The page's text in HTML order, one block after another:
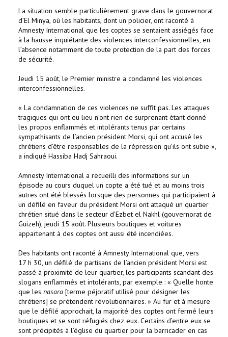
La situation semble particulièrement grave dans le gouvernorat
d’El Minya, où les habitants, dont un policier, ont raconté à
Amnesty International que les coptes se sentaient assiégés face
à la hausse inquiétante des violences interconfessionnelles, en
l’absence notamment de toute protection de la part des forces
de sécurité.
Jeudi 15 août, le Premier ministre a condamné les violences
interconfessionnelles.
« La condamnation de ces violences ne suffit pas. Les attaques
tragiques qui ont eu lieu n’ont rien de surprenant étant donné
les propos enflammés et intolérants tenus par certains
sympathisants de l’ancien président Morsi, qui ont accusé les
chrétiens d’être responsables de la répression qu’ils ont subie »,
a indiqué Hassiba Hadj Sahraoui.
Amnesty International a recueilli des informations sur un
épisode au cours duquel un copte a été tué et au moins trois
autres ont été blessés lorsque des personnes qui participaient à
un défilé en faveur du président Morsi ont attaqué un quartier
chrétien situé dans le secteur d’Ezbet el Nakhl (gouvernorat de
Guizeh), jeudi 15 août. Plusieurs boutiques et voitures
appartenant à des coptes ont aussi été incendiées.
Des habitants ont raconté à Amnesty International que, vers
17 h 30, un défilé de partisans de l’ancien président Morsi est
passé à proximité de leur quartier, les participants scandant des
slogans enflammés et intolérants, par exemple : « Quelle honte
que les nasara [terme péjoratif utilisé pour désigner les
chrétiens] se prétendent révolutionnaires. » Au fur et à mesure
que le défilé approchait, la majorité des coptes ont fermé leurs
boutiques et se sont réfugiés chez eux. Certains d’entre eux se
sont précipités à l’église du quartier pour la barricader en cas